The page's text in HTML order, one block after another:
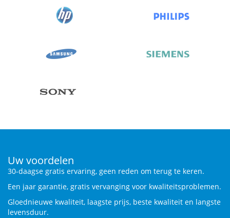
Uw voordelen
30-daagse gratis ervaring, geen reden om terug te keren.
Een jaar garantie, gratis vervanging voor kwaliteitsproblemen.
Gloednieuwe kwaliteit, laagste prijs, beste kwaliteit en langste
levensduur.